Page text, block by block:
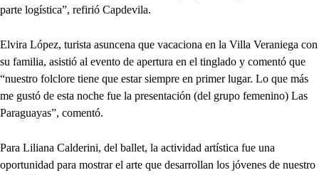
parte logística”, refirió Capdevila.
Elvira López, turista asuncena que vacaciona en la Villa Veraniega con
su familia, asistió al evento de apertura en el tinglado y comentó que
“nuestro folclore tiene que estar siempre en primer lugar. Lo que más
me gustó de esta noche fue la presentación (del grupo femenino) Las
Paraguayas”, comentó.
Para Liliana Calderini, del ballet, la actividad artística fue una
oportunidad para mostrar el arte que desarrollan los jóvenes de nuestro